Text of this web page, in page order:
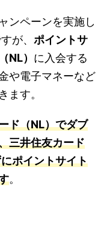
ンペーンを実施し
が、 ポイントサ
NL） に入会する
や電子マネーなど
ます。
ド（NL）でダブ
三井住友カード
ポイントサイト
。